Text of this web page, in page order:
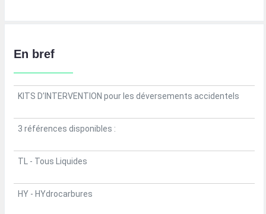
En bref
KITS D’INTERVENTION pour les déversements accidentels
3 références disponibles :
TL - Tous Liquides
HY - HYdrocarbures